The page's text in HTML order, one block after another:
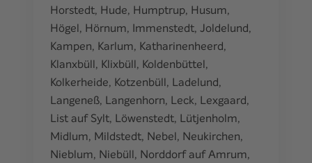
Horstedt, Hude, Humptrup, Husum,
Högel, Hörnum, Immenstedt, Joldelund,
Kampen, Karlum, Katharinenheerd,
Klanxbüll, Klixbüll, Koldenbüttel,
Kolkerheide, Kotzenbüll, Ladelund,
Langeneß, Langenhorn, Leck, Lexgaard,
List auf Sylt, Löwenstedt, Lütjenholm,
Midlum, Mildstedt, Nebel, Neukirchen,
Nieblum, Niebüll, Norddorf auf Amrum,